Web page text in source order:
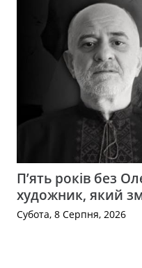
П’ять років без
художник, який
Субота, 8 Серпня, 2026